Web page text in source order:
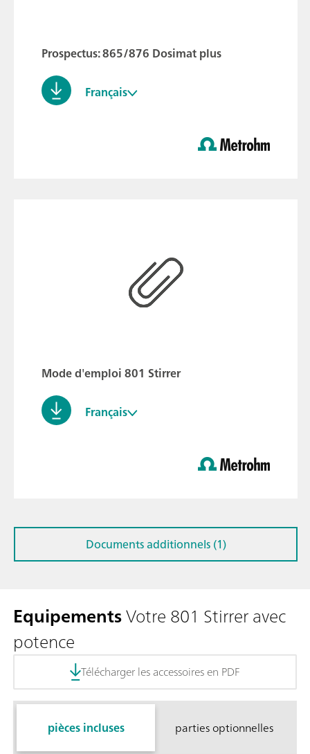
Prospectus: 865/876 Dosimat plus
Français
Mode d'emploi 801 Stirrer
Français
Documents additionnels (1)
EquipementsVotre 801 Stirrer avec
potence
Télécharger les accessoires en PDF
pièces incluses parties optionnelles